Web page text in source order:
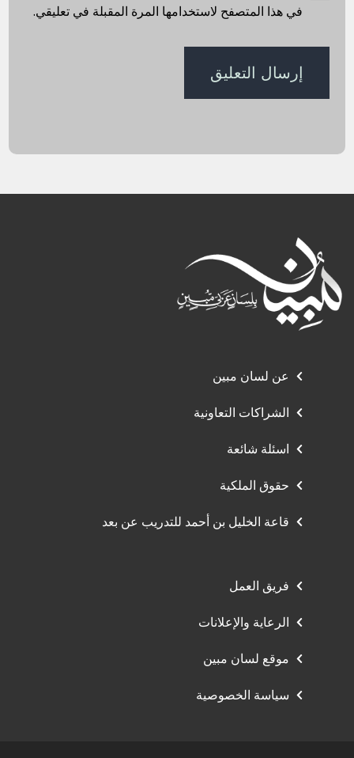
في هذا المتصفح لاستخدامها المرة المقبلة في تعليقي.
عن لسان مبين
الشراكات التعاونية
اسئلة شائعة
حقوق الملكية
قاعة الخليل بن أحمد للتدريب عن بعد
فريق العمل
الرعاية والإعلانات
موقع لسان مبين
سياسة الخصوصية